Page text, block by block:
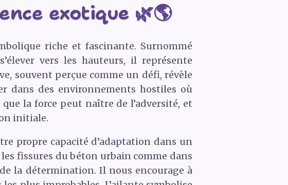
exotique 🌿🌎
riche et fascinante. Surnommé
vers les hauteurs, il représente
souvent perçue comme un défi, révèle
dans des environnements hostiles où
la force peut naître de l’adversité, et
initiale.
propre capacité d’adaptation dans un
fissures du béton urbain comme dans
la détermination. Il nous encourage à